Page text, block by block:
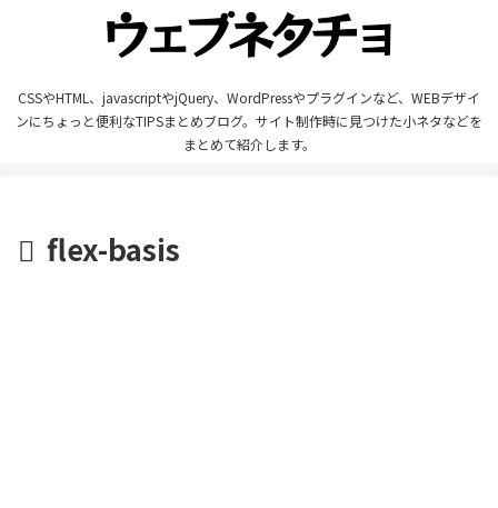
CSSやHTML、javascriptやjQuery、WordPressやプラグインなど、WEBデザイ
ンにちょっと便利なTIPSまとめブログ。サイト制作時に見つけた小ネタなどを
まとめて紹介します。
flex-basis